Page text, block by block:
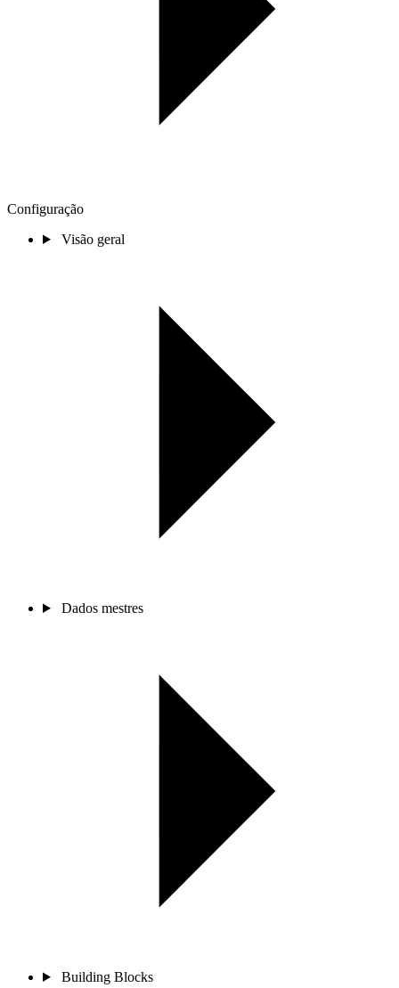
Configuração
Visão geral
Dados mestres
Building Blocks